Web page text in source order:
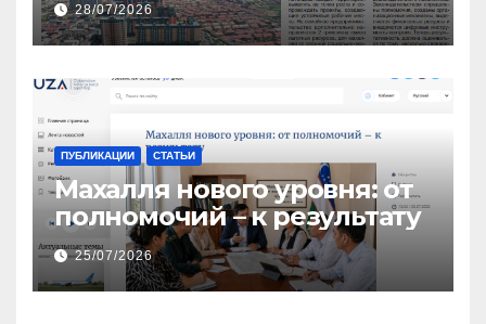
28/07/2026
ПУБЛИКАЦИИ СТАТЬИ
Махалля нового уровня: от
полномочий – к результату
25/07/2026